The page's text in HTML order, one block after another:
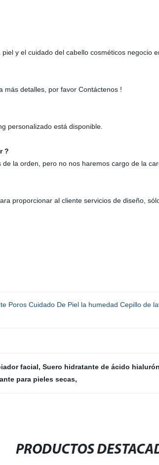
y el cuidado del cabello cosméticos negocio
más detalles, por favor Contáctenos !
personalizado está disponible.
?
la orden, pero no nos haremos cargo de la
proporcionar al cliente servicios de diseño,
Poros Cuidado De Piel la humedad Cepillo de
facial, Suero hidratante de ácido
para pieles secas,
PRODUCTOS